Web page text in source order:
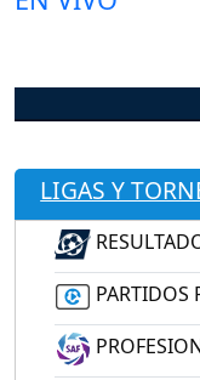
LIGAS Y
PARTIDOS